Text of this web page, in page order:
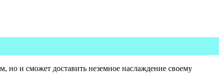
но и сможет доставить неземное наслаждение своему